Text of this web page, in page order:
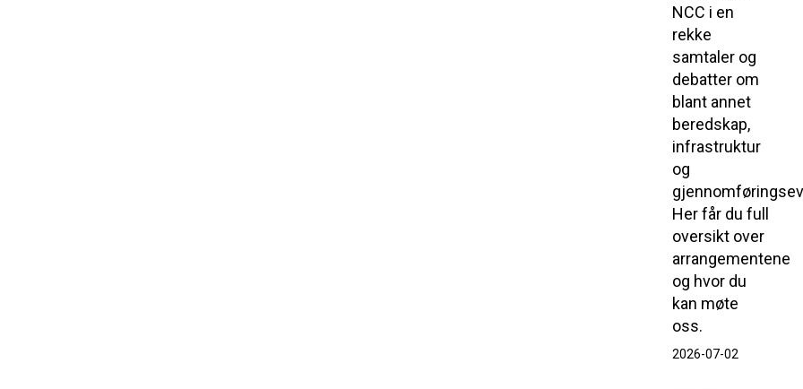
NCC i en
rekke
samtaler og
debatter om
blant annet
beredskap,
infrastruktur
og
Her får du full
oversikt over
arrangementene
og hvor du
kan møte
oss.
2026-07-02